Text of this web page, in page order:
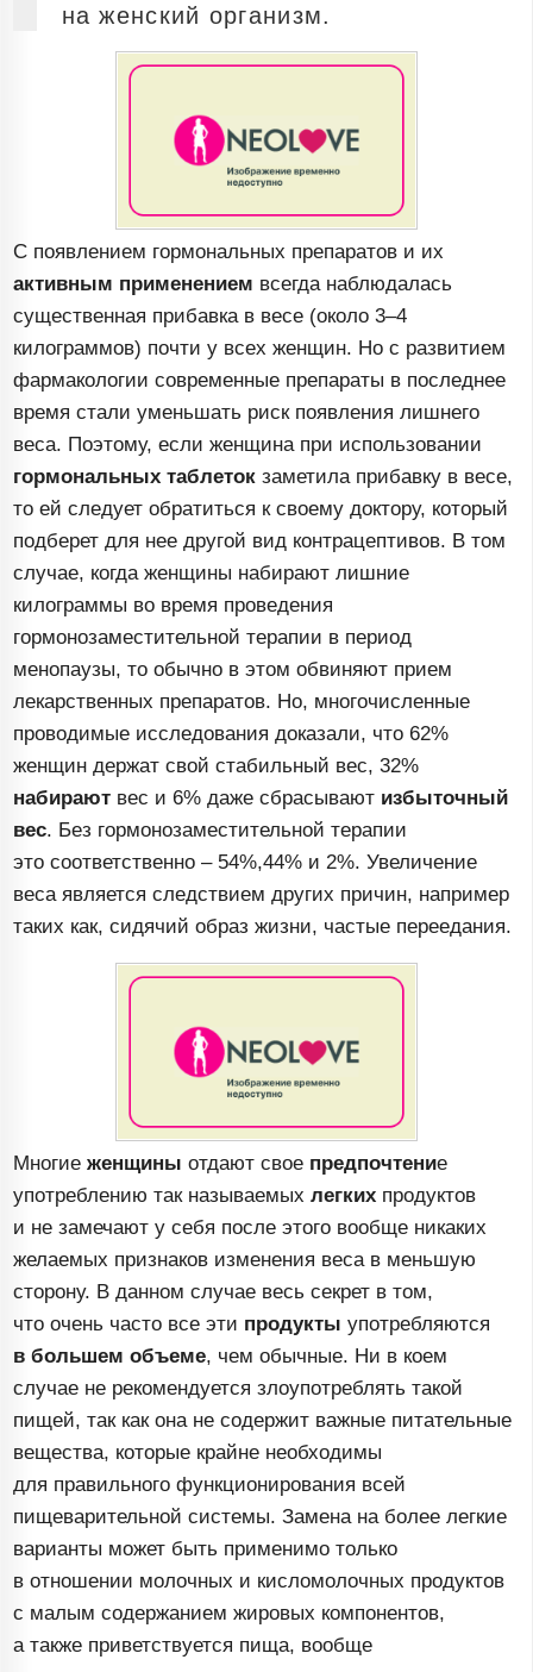
на женский организм.
С появлением гормональных препаратов и их
активным применением всегда наблюдалась
существенная прибавка в весе (около3–4
килограммов) почти у всех женщин. Но с развитием
фармакологии современные препараты в последнее
время стали уменьшать риск появления лишнего
веса. Поэтому, если женщина при использовании
гормональных таблеток заметила прибавку в весе,
то ей следует обратиться к своему доктору, который
подберет для нее другой вид контрацептивов. В том
случае, когда женщины набирают лишние
килограммы во время проведения
гормонозаместительной терапии в период
менопаузы, то обычно в этом обвиняют прием
лекарственных препаратов. Но, многочисленные
проводимые исследования доказали, что 62%
женщин держат свой стабильный вес, 32%
набирают вес и 6% даже сбрасывают избыточный
вес. Без гормонозаместительной терапии
это соответственно – 54%,44% и 2%. Увеличение
веса является следствием других причин, например
таких как, сидячий образ жизни, частые переедания.
Многиеженщины отдают свое предпочтение
употреблению так называемыхлегких продуктов
и не замечают у себя после этого вообще никаких
желаемых признаков изменения веса в меньшую
сторону. В данном случае весь секрет в том,
что очень часто все эти продукты употребляются
в большем объеме, чем обычные. Ни в коем
случае не рекомендуется злоупотреблять такой
пищей, так как она не содержит важные питательные
вещества, которые крайне необходимы
для правильного функционирования всей
пищеварительной системы. Замена на более легкие
варианты может быть применимо только
в отношении молочных и кисломолочных продуктов
с малым содержанием жировых компонентов,
а также приветствуется пища, вообще